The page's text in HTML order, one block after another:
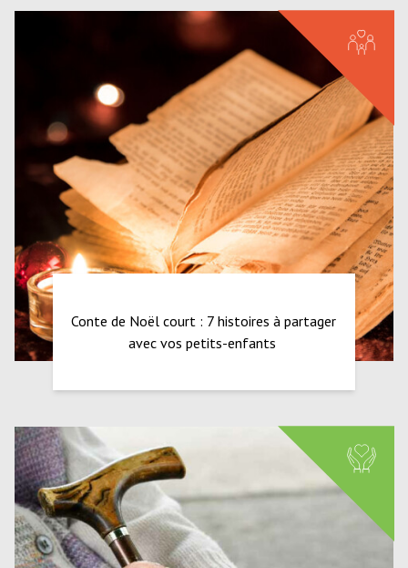
Conte de Noël court : 7 histoires à partager
avec vos petits-enfants